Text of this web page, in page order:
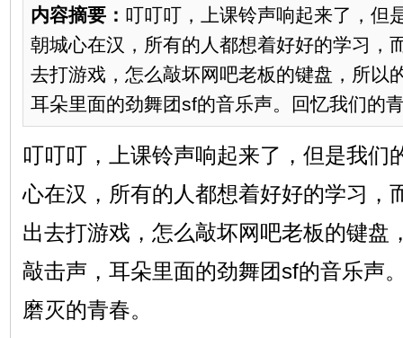
内容摘要： 叮叮叮，上课铃声响起来了，但
朝城心在汉，所有的人都想着好好的学习，
去打游戏，怎么敲坏网吧老板的键盘，所以
耳朵里面的劲舞团sf的音乐声。回忆我们的
叮叮叮，上课铃声响起来了，但是我们
心在汉，所有的人都想着好好的学习，
出去打游戏，怎么敲坏网吧老板的键盘
敲击声，耳朵里面的劲舞团sf的音乐声
磨灭的青春。